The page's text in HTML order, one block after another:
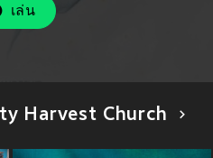
เล่น
Harvest Church